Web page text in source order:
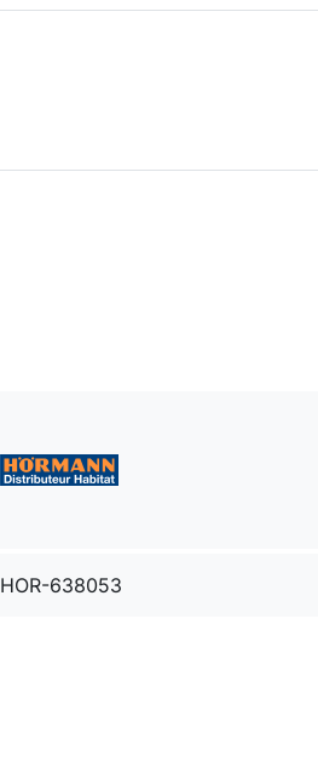
HOR-638053